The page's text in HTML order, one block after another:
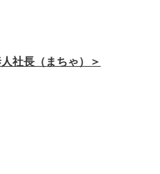
社長（まちゃ）＞